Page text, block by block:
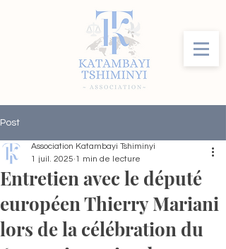
Post
Entretien avec le député
européen Thierry Mariani
lors de la célébration du
Association Katambayi Tshiminyi
1 juil. 2025 1 min de lecture